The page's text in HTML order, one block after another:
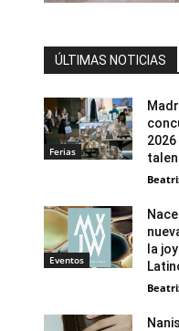
ÚLTIMAS NOTICIAS
Ferias
Eventos
la